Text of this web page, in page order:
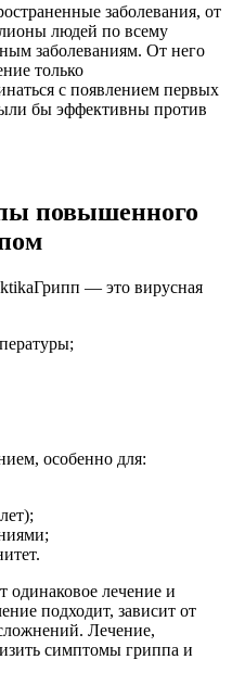
заболевания, от
людей по всему
заболеваниям. От него
только
с появлением первых
бы эффективны против
повышенного
Грипп — это вирусная
особенно для:
одинаковое лечение и
подходит, зависит от
Лечение,
симптомы гриппа и